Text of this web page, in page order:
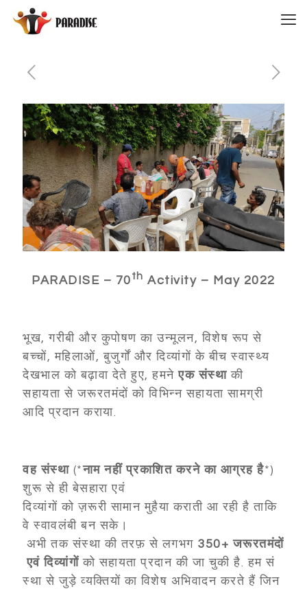
PARADISE – 70 th Activity – May 2022
भूख, गरीबी और कुपोषण का उन्मूलन, विशेष रूप से
बच्चों, महिलाओं, बुजुर्गों और दिव्यांगों के बीच स्वास्थ्य
देखभाल को बढ़ावा देते हुए, हमनेएक संस्था की
सहायता से जरूरतमंदों को विभिन्न सहायता सामग्री
आदि प्रदान कराया.
वह संस्था (*नाम नहीं प्रकाशित करने का आग्रह है*)
शुरू से ही बेसहारा एवं
दिव्यांगों को ज़रूरी सामान मुहैया कराती आ रही है ताकि
वे स्वावलंबी बन सके।
अभी तक संस्था की तरफ़ से लगभग 350+जरूरतमंदों
एवं दिव्यांगों को सहायता प्रदान की जा चुकी है. हम सं
स्था से जुड़े व्यक्तियों का विशेष अभिवादन करते हैं जिन